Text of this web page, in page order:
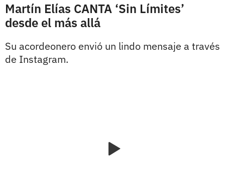
Martín Elías CANTA ‘Sin Límites’
desde el más allá
Su acordeonero envió un lindo mensaje a través
de Instagram.